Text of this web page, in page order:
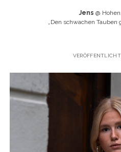
Jens @
„Den schwachen Tauben